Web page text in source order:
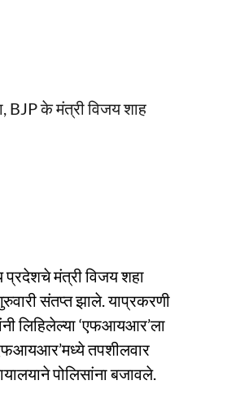
BJP के मंत्री विजय शाह
प्रदेशचे मंत्री विजय शहा
संतप्त झाले. याप्रकरणी
लिहिलेल्या ‘एफआयआर’ला
तपशीलवार
पोलिसांना बजावले.